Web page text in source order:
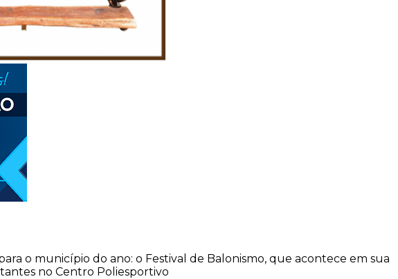
o município do ano: o Festival de Balonismo, que acontece em sua
no Centro Poliesportivo